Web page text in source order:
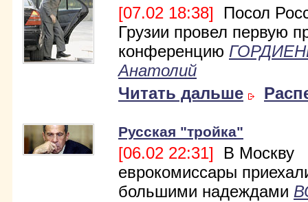
[07.02 18:38] Посол
Грузии провел первую
конференцию
Анатолий
Читать дальше
Русская "тройка"
[06.02 22:31] В Москву
еврокомиссары
большими надеждами